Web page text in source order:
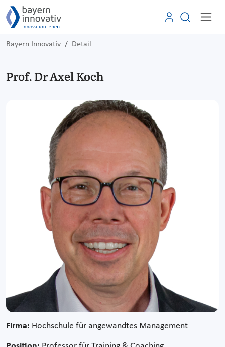
Bayern Innovativ Detail
Prof. Dr Axel Koch
Firma: Hochschule für angewandtes Management